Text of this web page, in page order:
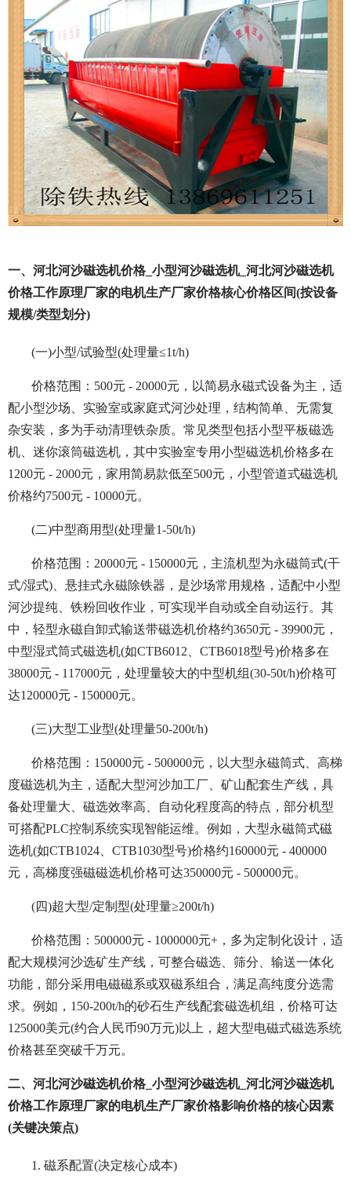
一、河北河沙磁选机价格_小型河沙磁选机_河北河沙磁选机
价格工作原理厂家的电机生产厂家价格核心价格区间(按设备
规模/类型划分)
(一)小型/试验型(处理量≤1t/h)
价格范围：500元 - 20000元，以简易永磁式设备为主，适
配小型沙场、实验室或家庭式河沙处理，结构简单、无需复
杂安装，多为手动清理铁杂质。常见类型包括小型平板磁选
机、迷你滚筒磁选机，其中实验室专用小型磁选机价格多在
1200元 - 2000元，家用简易款低至500元，小型管道式磁选机
价格约7500元 - 10000元。
(二)中型商用型(处理量1-50t/h)
价格范围：20000元 - 150000元，主流机型为永磁筒式(干
式/湿式)、悬挂式永磁除铁器，是沙场常用规格，适配中小型
河沙提纯、铁粉回收作业，可实现半自动或全自动运行。其
中，轻型永磁自卸式输送带磁选机价格约3650元 - 39900元，
中型湿式筒式磁选机(如CTB6012、CTB6018型号)价格多在
38000元 - 117000元，处理量较大的中型机组(30-50t/h)价格可
达120000元 - 150000元。
(三)大型工业型(处理量50-200t/h)
价格范围：150000元 - 500000元，以大型永磁筒式、高梯
度磁选机为主，适配大型河沙加工厂、矿山配套生产线，具
备处理量大、磁选效率高、自动化程度高的特点，部分机型
可搭配PLC控制系统实现智能运维。例如，大型永磁筒式磁
选机(如CTB1024、CTB1030型号)价格约160000元 - 400000
元，高梯度强磁磁选机价格可达350000元 - 500000元。
(四)超大型/定制型(处理量≥200t/h)
价格范围：500000元 - 1000000元+，多为定制化设计，适
配大规模河沙选矿生产线，可整合磁选、筛分、输送一体化
功能，部分采用电磁磁系或双磁系组合，满足高纯度分选需
求。例如，150-200t/h的砂石生产线配套磁选机组，价格可达
125000美元(约合人民币90万元)以上，超大型电磁式磁选系统
价格甚至突破千万元。
二、河北河沙磁选机价格_小型河沙磁选机_河北河沙磁选机
价格工作原理厂家的电机生产厂家价格影响价格的核心因素
(关键决策点)
1. 磁系配置(决定核心成本)